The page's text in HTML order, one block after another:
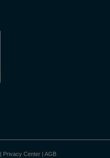
Privacy Center |AGB